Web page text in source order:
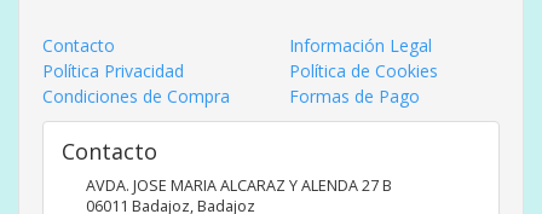
Contacto
Información Legal
Política Privacidad
Política de Cookies
Condiciones de Compra
Formas de Pago
Contacto
AVDA. JOSE MARIA ALCARAZ Y ALENDA 27 B
06011 Badajoz,Badajoz